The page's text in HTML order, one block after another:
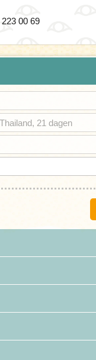
Tel:
https://
https://
223 00 69